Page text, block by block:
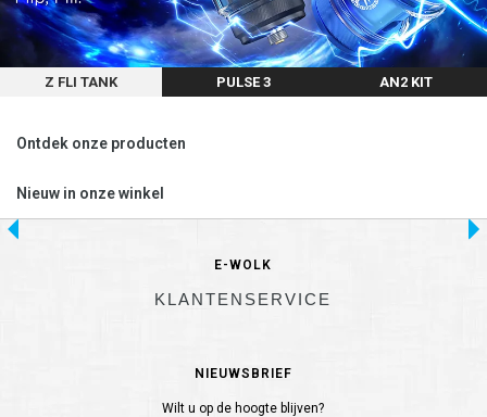
Z FLI TANK PULSE 3 AN2 KIT
Ontdek onze producten
Nieuw in onze winkel
E-WOLK
KLANTENSERVICE
NIEUWSBRIEF
Wilt u op de hoogte blijven?